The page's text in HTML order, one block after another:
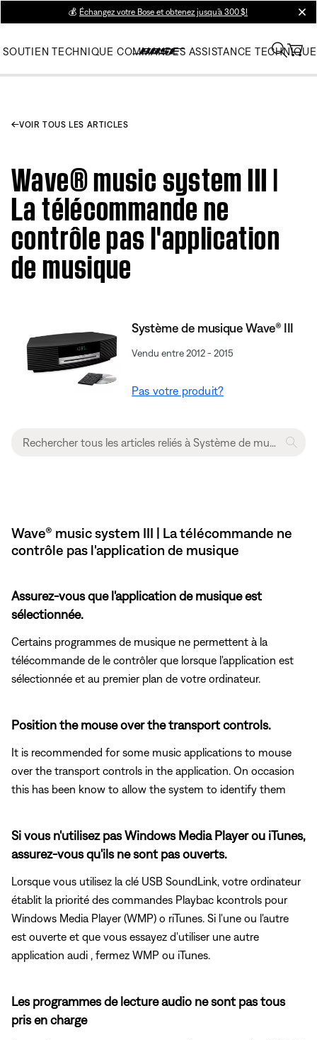
💰 Échangez votre Bose et obtenez jusqu’à 300 $!
SOUTIEN TECHNIQUE COMMANDES ASSISTANCE TECHNIQUE
VOIR TOUS LES ARTICLES
Wave® music system III |
La télécommande ne
contrôle pas l'application
de musique
Système de musique Wave® III
Vendu entre 2012 - 2015
Pas votre produit?
Wave® music system III | La télécommande ne
contrôle pas l'application de musique
Assurez-vous que l'application de musique est
sélectionnée.
Certains programmes de musique ne permettent à la
télécommande de le contrôler que lorsque l'application est
sélectionnée et au premier plan de votre ordinateur.
Position the mouse over the transport controls.
It is recommended for some music applications to mouse
over the transport controls in the application. On occasion
this has been know to allow the system to identify them
Si vous n'utilisez pas Windows Media Player ou iTunes,
assurez-vous qu'ils ne sont pas ouverts.
Lorsque vous utilisez la clé USB SoundLink, votre ordinateur
établit la priorité des commandes Playbac kcontrols pour
Windows Media Player (WMP) o riTunes. Si l'une ou l'autre
est ouverte et que vous essayez d'utiliser une autre
application audi , fermez WMP ou iTunes.
Les programmes de lecture audio ne sont pas tous
pris en charge